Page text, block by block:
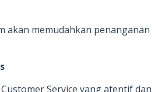
akan memudahkan penanganan
Service yang atentif dan